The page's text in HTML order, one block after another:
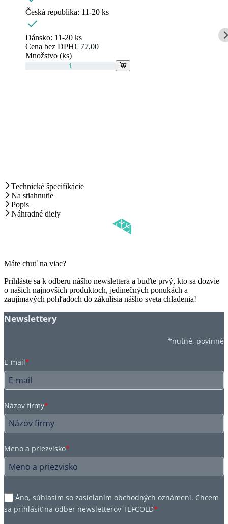
Česká republika: 11-20 ks
Dánsko: 11-20 ks
Cena bez DPH€ 77,00
Množstvo (ks)
Technické špecifikácie
Na stiahnutie
Popis
Náhradné diely
Máte chuť na viac?
Prihláste sa k odberu nášho newslettera a buďte prvý, kto sa dozvie
o našich najnovších produktoch, jedinečných ponukách a
zaujímavých pohľadoch do zákulisia nášho sveta chladenia!
Newslettery
*nutné, povinné
E-mail*
Názov firmy*
Meno a priezvisko*
Áno, súhlasím so zasielaním obchodných oznámeni. Chcem
sa prihlásiť na odber newsletterov TEFCOLD*